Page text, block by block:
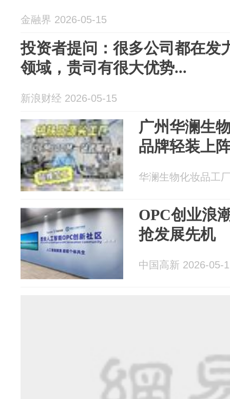
金融界 2026-05-15
投资者提问：很多公司都在发
领域，贵司有很大优势...
新浪财经 2026-05-15
广州华澜生
品牌轻装上
华澜生物化妆品工
OPC创业浪
抢发展先机
中国高新 2026-05-